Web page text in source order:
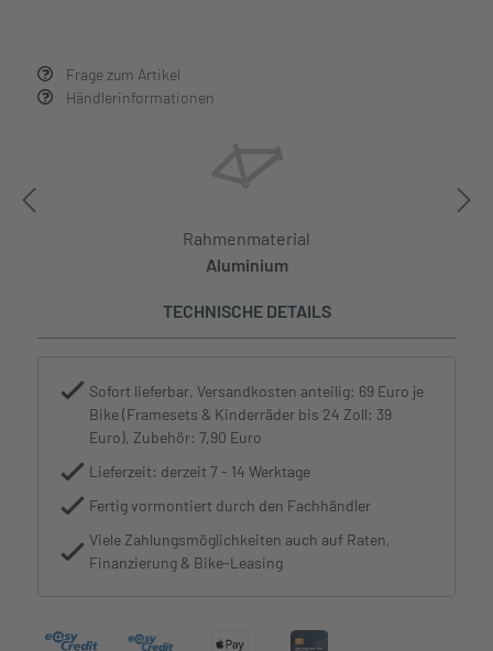
Frage zum Artikel
Händlerinformationen
Rahmenmaterial
Aluminium
TECHNISCHE DETAILS
Sofort lieferbar, Versandkosten anteilig: 69 Euro je
Bike (Framesets & Kinderräder bis 24 Zoll: 39
Euro), Zubehör: 7,90 Euro
Lieferzeit: derzeit 7 - 14 Werktage
Fertig vormontiert durch den Fachhändler
Viele Zahlungsmöglichkeiten auch auf Raten,
Finanzierung & Bike-Leasing